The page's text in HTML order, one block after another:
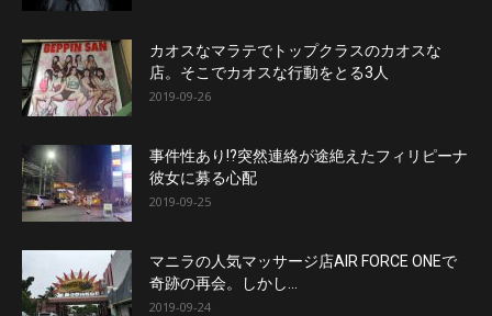
カオスなマラテでトップクラスのカオスな
店。そこでカオスな行動をとる3人
2019-09-26
事件性あり!?突然連絡が途絶えたフィリピーナ
彼女に募る心配
2019-09-25
マニラの人気マッサージ店AIR FORCE ONEで
奇跡の再会。しかし…
2019-09-24